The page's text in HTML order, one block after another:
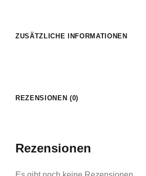
ZUSÄTZLICHE INFORMATIONEN
REZENSIONEN (0)
Rezensionen